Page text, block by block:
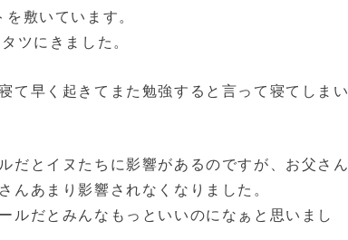
敷いています。
ツにきました。
て早く起きてまた勉強すると言って寝てしまい
だとイヌたちに影響があるのですが、お父さん
んあまり影響されなくなりました。
ルだとみんなもっといいのになぁと思いまし